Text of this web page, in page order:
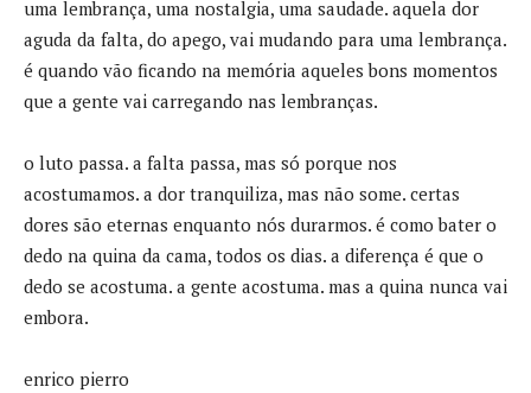
uma lembrança, uma nostalgia, uma saudade. aquela dor
aguda da falta, do apego, vai mudando para uma lembrança.
é quando vão ficando na memória aqueles bons momentos
que a gente vai carregando nas lembranças.
o luto passa. a falta passa, mas só porque nos
acostumamos. a dor tranquiliza, mas não some. certas
dores são eternas enquanto nós durarmos. é como bater o
dedo na quina da cama, todos os dias. a diferença é que o
dedo se acostuma. a gente acostuma. mas a quina nunca vai
embora.
enrico pierro